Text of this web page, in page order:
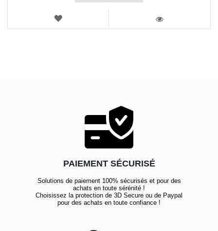
AJOUTER
PAIEMENT SÉCURISÉ
Solutions de paiement 100% sécurisés et pour des
achats en toute sérénité !
Choisissez la protection de 3D Secure ou de Paypal
pour des achats en toute confiance !